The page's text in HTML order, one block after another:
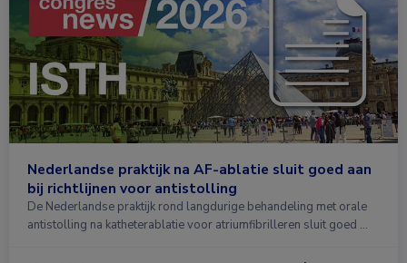
Nederlandse praktijk na AF-ablatie sluit goed aan
bij richtlijnen voor antistolling
De Nederlandse praktijk rond langdurige behandeling met orale
antistolling na katheterablatie voor atriumfibrilleren sluit goed …